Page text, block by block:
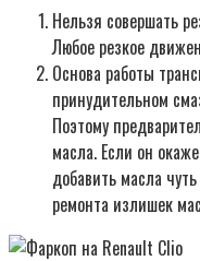
Нельзя совершать
Любое резкое
Основа работы
принудительном
Поэтому
масла. Если он
добавить масла
ремонта излишек